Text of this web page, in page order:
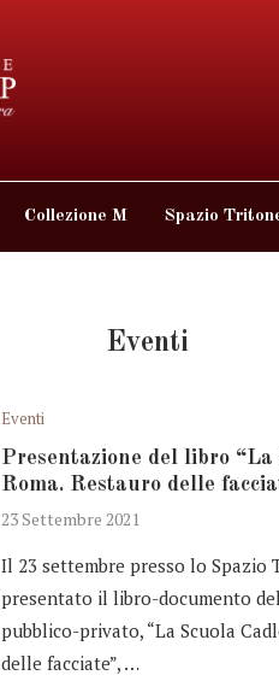
Collezione M Spazio
Eventi
Eventi
Presentazione del libro “La
Roma. Restauro delle
23 Settembre 2021
Il 23 settembre presso lo Spazio
presentato il libro-documento
pubblico-privato, “La Scuola
delle facciate”, …